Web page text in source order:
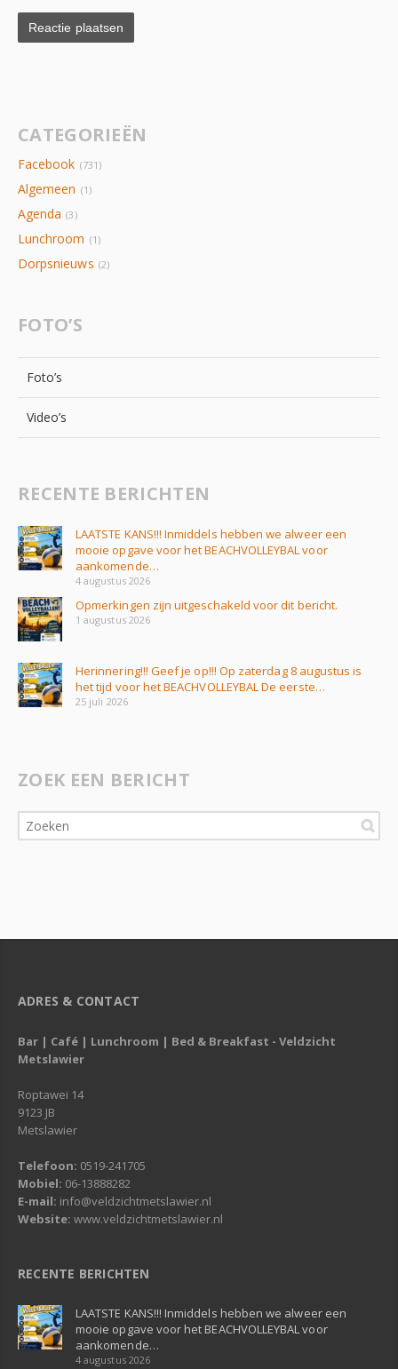
CATEGORIEËN
Facebook (731)
Algemeen (1)
Agenda (3)
Lunchroom (1)
Dorpsnieuws (2)
FOTO’S
Foto’s
Video’s
RECENTE BERICHTEN
LAATSTE KANS!!! Inmiddels hebben we alweer een
mooie opgave voor het BEACHVOLLEYBAL voor
aankomende…
4 augustus 2026
Opmerkingen zijn uitgeschakeld voor dit bericht.
1 augustus 2026
Herinnering!!! Geef je op!!! Op zaterdag 8 augustus is
het tijd voor het BEACHVOLLEYBAL De eerste…
25 juli 2026
ZOEK EEN BERICHT
ADRES & CONTACT
Bar | Café | Lunchroom | Bed & Breakfast - Veldzicht
Metslawier
Roptawei 14
9123 JB
Metslawier
Telefoon: 0519-241705
Mobiel: 06-13888282
E-mail: info@veldzichtmetslawier.nl
Website: www.veldzichtmetslawier.nl
RECENTE BERICHTEN
LAATSTE KANS!!! Inmiddels hebben we alweer een
mooie opgave voor het BEACHVOLLEYBAL voor
aankomende…
4 augustus 2026